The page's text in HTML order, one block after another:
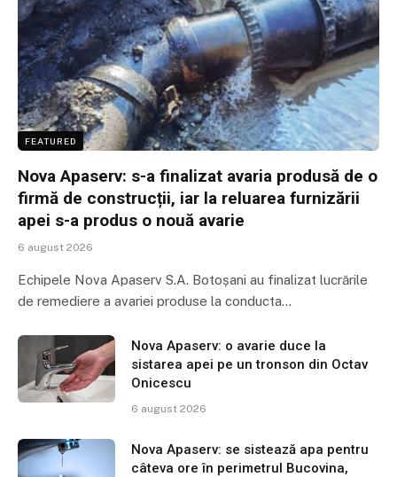
FEATURED
Nova Apaserv: s-a finalizat avaria produsă de o
firmă de construcții, iar la reluarea furnizării
apei s-a produs o nouă avarie
6 august 2026
Echipele Nova Apaserv S.A. Botoșani au finalizat lucrările
de remediere a avariei produse la conducta…
Nova Apaserv: o avarie duce la
sistarea apei pe un tronson din Octav
Onicescu
6 august 2026
Nova Apaserv: se sistează apa pentru
câteva ore în perimetrul Bucovina,